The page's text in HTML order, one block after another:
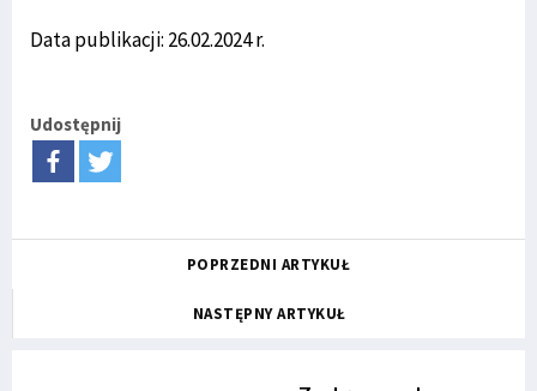
Data publikacji: 26.02.2024 r.
Udostępnij
POPRZEDNI ARTYKUŁ
NASTĘPNY ARTYKUŁ